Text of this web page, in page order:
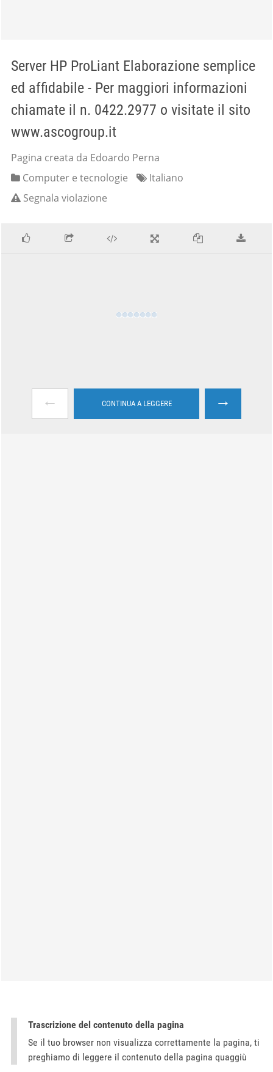
Server HP ProLiant Elaborazione semplice
ed affidabile - Per maggiori informazioni
chiamate il n. 0422.2977 o visitate il sito
www.ascogroup.it
Pagina creata da Edoardo Perna
Computer e tecnologie
Italiano
Segnala violazione
← CONTINUA A LEGGERE →
Trascrizione del contenuto della pagina
Se il tuo browser non visualizza correttamente la pagina, ti
preghiamo di leggere il contenuto della pagina quaggiù